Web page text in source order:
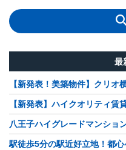
最
【新発表！美築物件】クリオ
【新発表】ハイクオリティ賃
八王子ハイグレードマンショ
駅徒歩5分の駅近好立地！都